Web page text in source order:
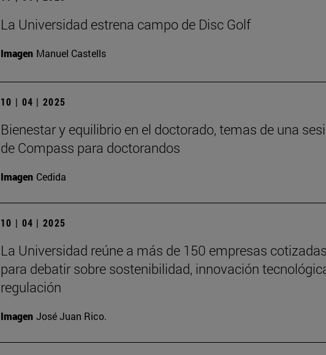
La Universidad estrena campo de Disc Golf
Imagen Manuel Castells
10 | 04 | 2025
Bienestar y equilibrio en el doctorado, temas de una
de Compass para doctorandos
Imagen Cedida
10 | 04 | 2025
La Universidad reúne a más de 150 empresas cotizadas
para debatir sobre sostenibilidad, innovación
regulación
Imagen José Juan Rico.